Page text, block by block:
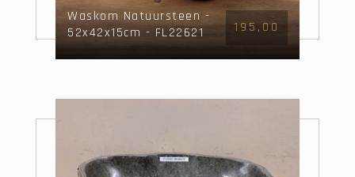
Waskom Natuursteen -
52x42x15cm - FL22621
195,00